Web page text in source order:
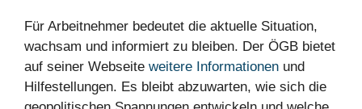
Für Arbeitnehmer bedeutet die aktuelle Situation,
wachsam und informiert zu bleiben. Der ÖGB bietet
auf seiner Webseite weitere Informationen und
Hilfestellungen. Es bleibt abzuwarten, wie sich die